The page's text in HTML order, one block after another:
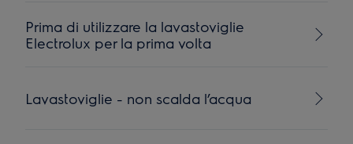
Prima di utilizzare la lavastoviglie
Electrolux per la prima volta
Lavastoviglie - non scalda l’acqua